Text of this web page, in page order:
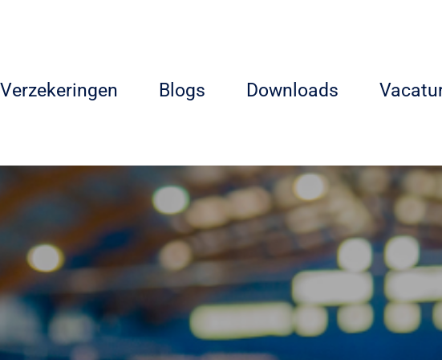
Verzekeringen Blogs Downloads